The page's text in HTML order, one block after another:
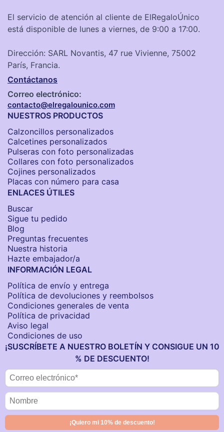
El servicio de atención al cliente de ElRegaloÚnico
está disponible de lunes a viernes, de 9:00 a 17:00.
Dirección: SARL Novantis, 47 rue Vivienne, 75002
París, Francia.
Contáctanos
Correo electrónico:
contacto@elregalounico.com
NUESTROS PRODUCTOS
Calzoncillos personalizados​
Calcetines personalizados
Pulseras con foto personalizadas
Collares con foto personalizados
Cojines personalizados
Placas con número para casa
ENLACES ÚTILES
Buscar
Sigue tu pedido
Blog
Preguntas frecuentes
Nuestra historia
Hazte embajador/a
INFORMACIÓN LEGAL
Política de envío y entrega
Política de devoluciones y reembolsos
Condiciones generales de venta
Política de privacidad
Aviso legal
Condiciones de uso
¡SUSCRÍBETE A NUESTRO BOLETÍN Y CONSIGUE UN 10
% DE DESCUENTO!